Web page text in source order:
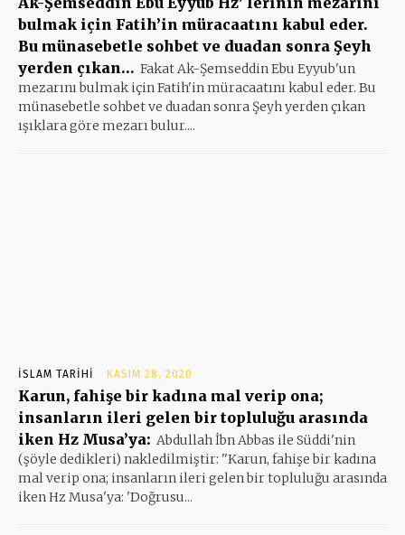
bulmak için Fatih’in müracaatını kabul eder.
Bu münasebetle sohbet ve duadan sonra Şeyh
yerden çıkan… Fakat Ak-Şemseddin Ebu Eyyub'un
mezarını bulmak için Fatih'in müracaatını kabul eder. Bu
münasebetle sohbet ve duadan sonra Şeyh yerden çıkan
ışıklara göre mezarı bulur....
İSLAM TARIHI KASIM 28, 2020
Karun, fahişe bir kadına mal verip ona;
insanların ileri gelen bir topluluğu arasında
iken Hz Musa’ya: Abdullah İbn Abbas ile Süddi'nin
(şöyle dedikleri) nakledilmiştir: ''Karun, fahişe bir kadına
mal verip ona; insanların ileri gelen bir topluluğu arasında
iken Hz Musa'ya: 'Doğrusu...